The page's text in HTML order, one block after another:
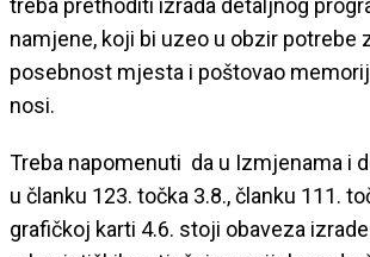
treba prethoditi izrada detaljnog
namjene, koji bi uzeo u obzir potrebe
posebnost mjesta i poštovao
nosi.
Treba napomenuti da u Izmjenama i
u članku 123. točka 3.8., članku 111.
grafičkoj karti 4.6. stoji obaveza